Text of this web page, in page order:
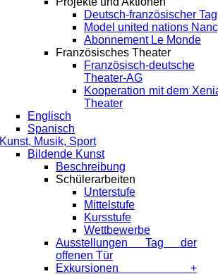
Deutsch-französischer Tag
Model united nations
Abonnement Le Monde
Französisches Theater
Französisch-deutsche
Theater-AG
Kooperation mit dem
Theater
Englisch
Spanisch
Kunst, Musik, Sport
Bildende Kunst
Beschreibung
Schülerarbeiten
Unterstufe
Mittelstufe
Kursstufe
Wettbewerbe
Ausstellungen Tag der
offenen Tür
Exkursionen +